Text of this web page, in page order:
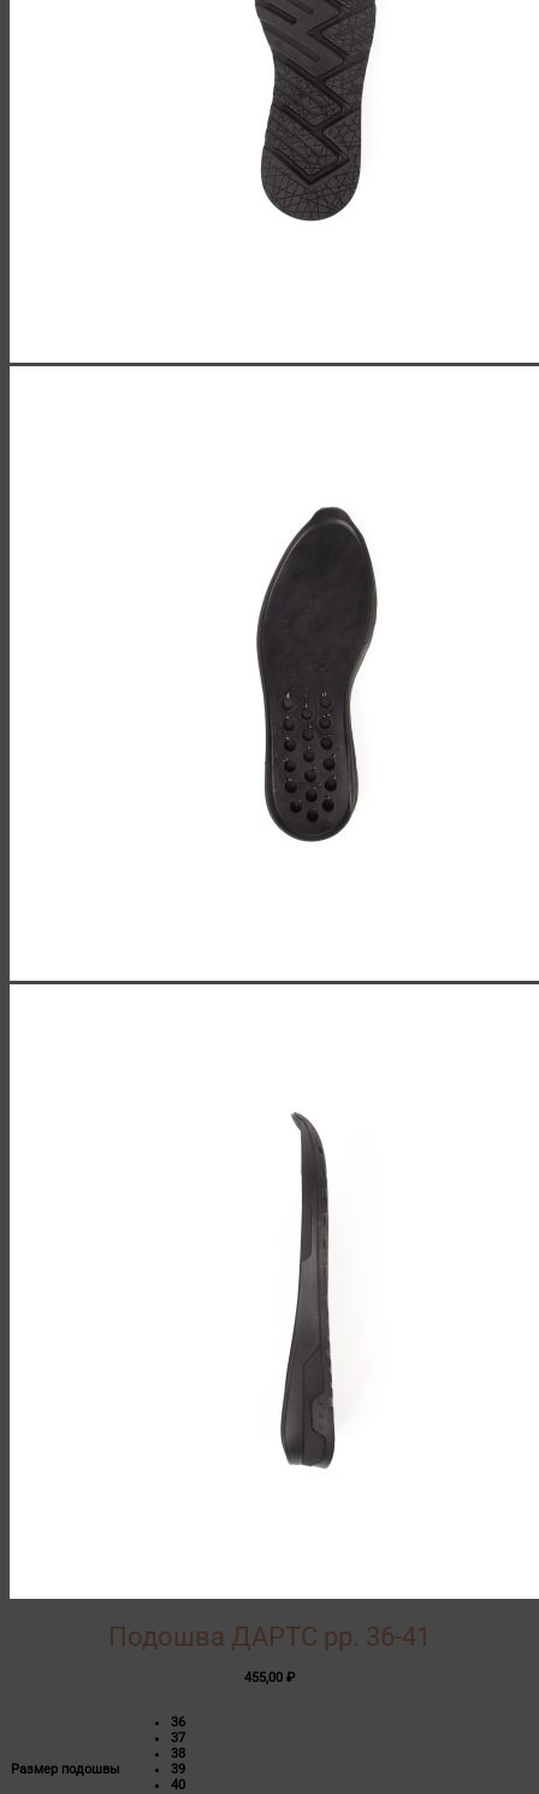
Подошва ДАРТС рр. 36-41
455,00 ₽
Размер подошвы
36
37
38
39
40